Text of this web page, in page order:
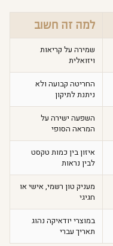
למה זה חשוב
שמירה על קריאות
ויזואלית
החריטה קבועה ולא
ניתנת לתיקון
השפעה ישירה על
המראה הסופי
איזון בין כמות טקסט
לבין נראות
מעניק טון רשמי, אישי או
חגיגי
במוצרי יודאיקה נהוג
תאריך עברי